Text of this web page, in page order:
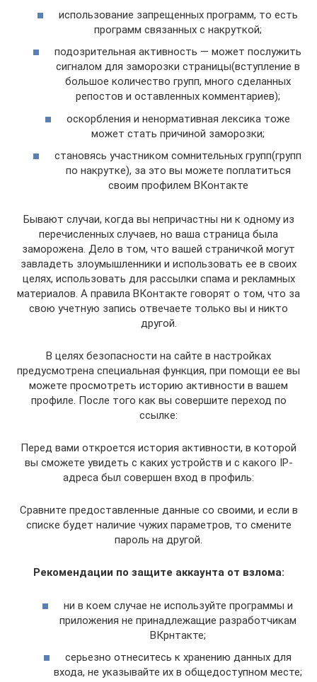
использование запрещенных программ, то есть
программ связанных с накруткой;
подозрительная активность — может послужить
сигналом для заморозки страницы(вступление в
большое количество групп, много сделанных
репостов и оставленных комментариев);
оскорбления и ненормативная лексика тоже
может стать причиной заморозки;
становясь участником сомнительных групп(групп
по накрутке), за это вы можете поплатиться
своим профилем ВКонтакте
Бывают случаи, когда вы непричастны ни к одному из
перечисленных случаев, но ваша страница была
заморожена. Дело в том, что вашей страничкой могут
завладеть злоумышленники и использовать ее в своих
целях, использовать для рассылки спама и рекламных
материалов. А правила ВКонтакте говорят о том, что за
свою учетную запись отвечаете только вы и никто
другой.
В целях безопасности на сайте в настройках
предусмотрена специальная функция, при помощи ее вы
можете просмотреть историю активности в вашем
профиле. После того как вы совершите переход по
ссылке:
Перед вами откроется история активности, в которой
вы сможете увидеть с каких устройств и с какого IP-
адреса был совершен вход в профиль:
Сравните предоставленные данные со своими, и если в
списке будет наличие чужих параметров, то смените
пароль на другой.
Рекомендации по защите аккаунта от взлома:
ни в коем случае не используйте программы и
приложения не принадлежащие разработчикам
ВКрнтакте;
серьезно отнеситесь к хранению данных для
входа, не указывайте их в общедоступном месте;